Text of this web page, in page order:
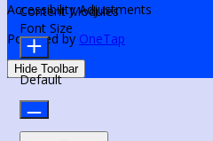
Accessibility Adjustments
Powered by OneTap
Hide Toolbar
Content Modules
Font Size
Default